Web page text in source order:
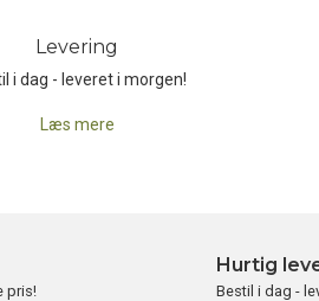
Levering
i dag - leveret i morgen!
Læs mere
pris!
Hurtig
Bestil i dag -